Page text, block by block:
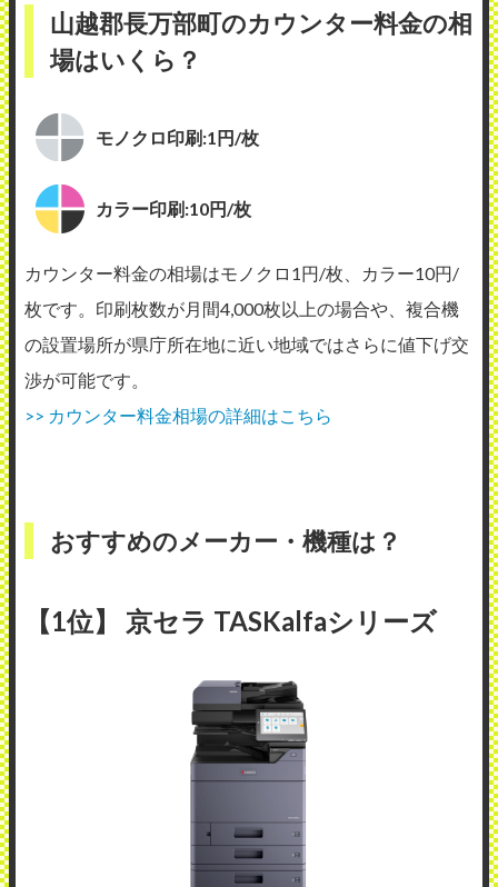
山越郡長万部町のカウンター料金の相
場はいくら？
モノクロ印刷:1円/枚
カラー印刷:10円/枚
カウンター料金の相場はモノクロ1円/枚、カラー10円/
枚です。印刷枚数が月間4,000枚以上の場合や、複合機
の設置場所が県庁所在地に近い地域ではさらに値下げ交
渉が可能です。
>> カウンター料金相場の詳細はこちら
おすすめのメーカー・機種は？
【1位】 京セラ TASKalfaシリーズ